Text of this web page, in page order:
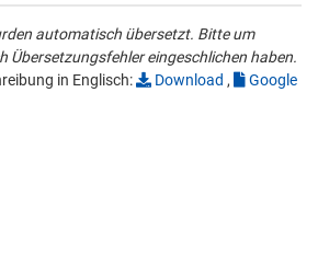
automatisch übersetzt. Bitte um
Übersetzungsfehler eingeschlichen haben.
in Englisch:
Download ,
Google